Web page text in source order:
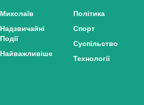
Миколаїв
Надзвичайні
Події
Найважливіше
Політика
Спорт
Суспільство
Технології